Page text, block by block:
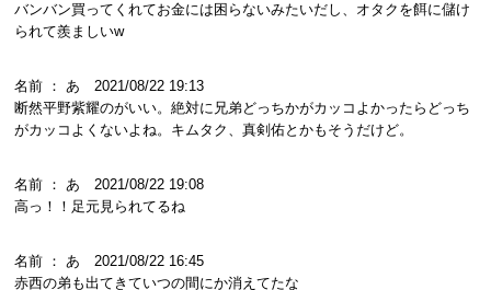
バンバン買ってくれてお金には困らないみたいだし、オタクを餌に儲け
られて羨ましいw
名前 ： あ 2021/08/22 19:13
断然平野紫耀のがいい。絶対に兄弟どっちかがカッコよかったらどっち
がカッコよくないよね。キムタク、真剣佑とかもそうだけど。
名前 ： あ 2021/08/22 19:08
高っ！！足元見られてるね
名前 ： あ 2021/08/22 16:45
赤西の弟も出てきていつの間にか消えてたな